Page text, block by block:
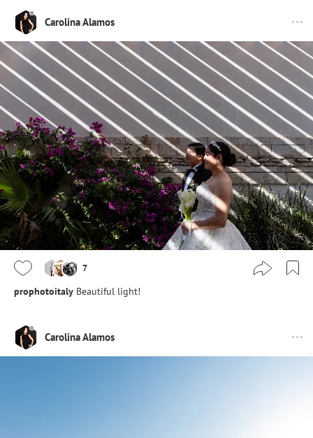
Carolina Alamos
7
prophotoitaly Beautiful light!
Carolina Alamos